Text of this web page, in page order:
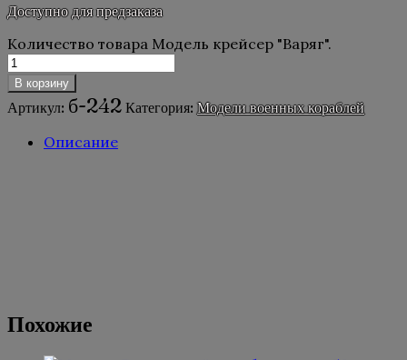
Доступно для предзаказа
Количество товара Модель крейсер "Варяг".
В корзину
Артикул: б-242 Категория:Модели военных кораблей
Описание
Похожие